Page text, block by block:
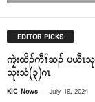
EDITOR PICKS
ကၠဲးထိၣ်ကီၢ်ဆၣ် ပယီၤသုး
သုးသံ(၃)ဂၤ
KIC News - July 19, 2024